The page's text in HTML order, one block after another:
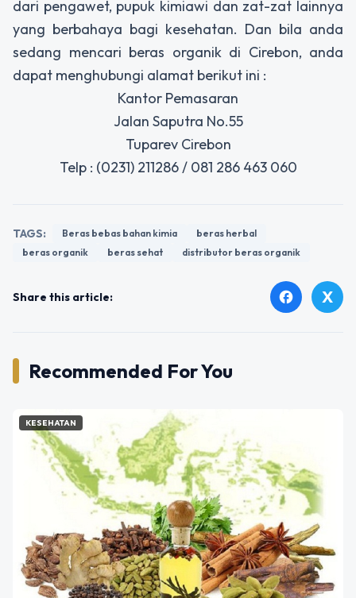
dari pengawet, pupuk kimiawi dan zat-zat lainnya
yang berbahaya bagi kesehatan. Dan bila anda
sedang mencari beras organik di Cirebon, anda
dapat menghubungi alamat berikut ini :
Kantor Pemasaran
Jalan Saputra No.55
Tuparev Cirebon
Telp : (0231) 211286 / 081 286 463 060
TAGS: Beras bebas bahan kimia
beras herbal
beras organik
beras sehat distributor beras organik
Share this article: facebook X
Recommended For You
KESEHATAN